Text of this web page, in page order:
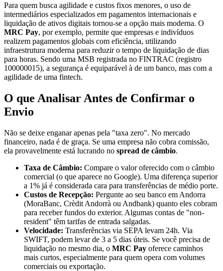
Para quem busca agilidade e custos fixos menores, o uso de
intermediários especializados em pagamentos internacionais e
liquidação de ativos digitais tornou-se a opção mais moderna. O
MRC Pay, por exemplo, permite que empresas e indivíduos
realizem pagamentos globais com eficiência, utilizando
infraestrutura moderna para reduzir o tempo de liquidação de dias
para horas. Sendo uma MSB registrada no FINTRAC (registro
100000015), a segurança é equiparável à de um banco, mas com a
agilidade de uma fintech.
O que Analisar Antes de Confirmar o
Envio
Não se deixe enganar apenas pela "taxa zero". No mercado
financeiro, nada é de graça. Se uma empresa não cobra comissão,
ela provavelmente está lucrando no spread de câmbio.
Taxa de Câmbio: Compare o valor oferecido com o câmbio
comercial (o que aparece no Google). Uma diferença superior
a 1% já é considerada cara para transferências de médio porte.
Custos de Recepção: Pergunte ao seu banco em Andorra
(MoraBanc, Crèdit Andorrà ou Andbank) quanto eles cobram
para receber fundos do exterior. Algumas contas de "non-
resident" têm tarifas de entrada salgadas.
Velocidade: Transferências via SEPA levam 24h. Via
SWIFT, podem levar de 3 a 5 dias úteis. Se você precisa de
liquidação no mesmo dia, o MRC Pay oferece caminhos
mais curtos, especialmente para quem opera com volumes
comerciais ou exportação.